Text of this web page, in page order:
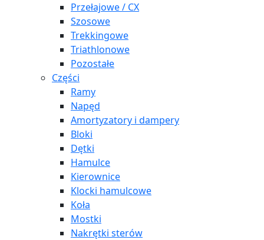
Przełajowe / CX
Szosowe
Trekkingowe
Triathlonowe
Pozostałe
Części
Ramy
Napęd
Amortyzatory i dampery
Bloki
Dętki
Hamulce
Kierownice
Klocki hamulcowe
Koła
Mostki
Nakrętki sterów